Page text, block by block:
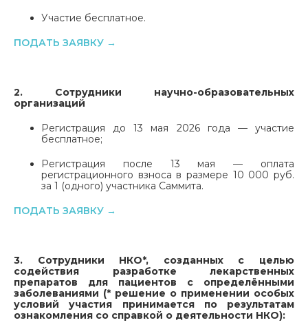
Участие бесплатное.
ПОДАТЬ ЗАЯВКУ →
2. Сотрудники научно-образовательных
организаций
Регистрация до 13 мая 2026 года — участие
бесплатное;
Регистрация после 13 мая — оплата
регистрационного взноса в размере 10 000 руб.
за 1 (одного) участника Саммита.
ПОДАТЬ ЗАЯВКУ →
3. Сотрудники НКО*, созданных с целью
содействия разработке лекарственных
препаратов для пациентов с определёнными
заболеваниями (* решение о применении особых
условий участия принимается по результатам
ознакомления со справкой о деятельности НКО):